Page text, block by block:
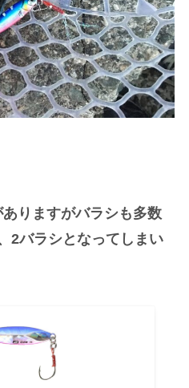
りますがバラシも多数
2バラシとなってしまい